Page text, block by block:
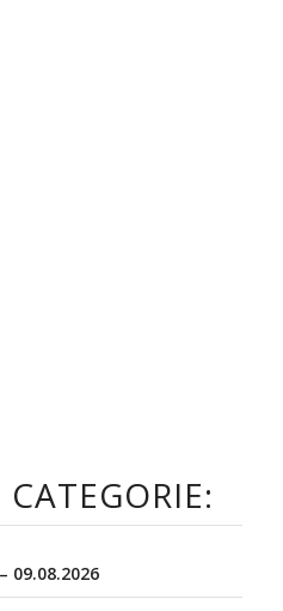
09.08.2026